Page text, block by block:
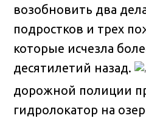
возобновить два
подростков и трех
которые исчезла
десятилетий назад.
дорожной полиции
гидролокатор на